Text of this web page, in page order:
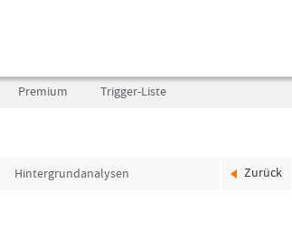
Premium Trigger-Liste
Hintergrundanalysen Zurück